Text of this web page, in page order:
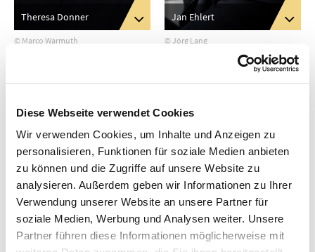
Diese Webseite verwendet Cookies
Wir verwenden Cookies, um Inhalte und Anzeigen zu
personalisieren, Funktionen für soziale Medien anbieten
zu können und die Zugriffe auf unsere Website zu
analysieren. Außerdem geben wir Informationen zu Ihrer
Verwendung unserer Website an unsere Partner für
soziale Medien, Werbung und Analysen weiter. Unsere
Partner führen diese Informationen möglicherweise mit
Theresa Donner
© Marco Warmuth
Jan Ehlert
© Jörg Lang